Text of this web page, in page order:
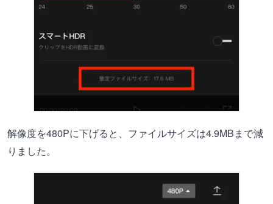
解像度を480Pに下げると、ファイルサイズは4.9MBまで減
りました。